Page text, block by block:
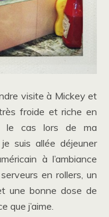
visite à Mickey et
froide et riche en
le cas lors de ma
suis allée déjeuner
à l’ambiance
en rollers, un
une bonne dose de
que j’aime.